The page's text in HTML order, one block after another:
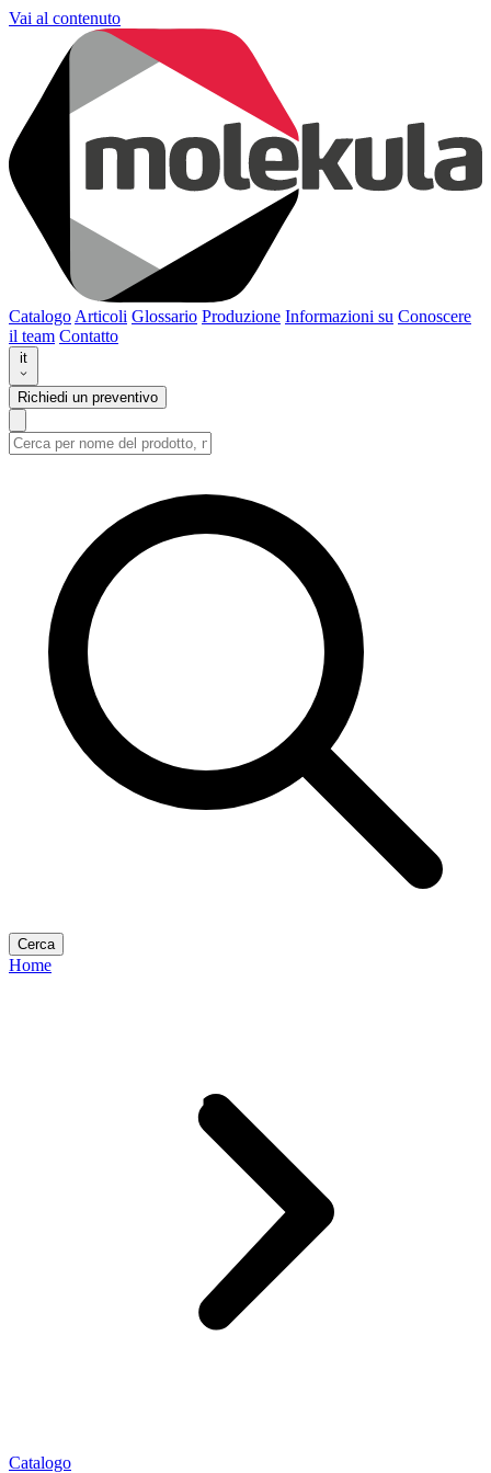
Vai al contenuto
Catalogo Articoli Glossario Produzione Informazioni su Conoscere
il team Contatto
it
Richiedi un preventivo
Cerca
Home
Catalogo